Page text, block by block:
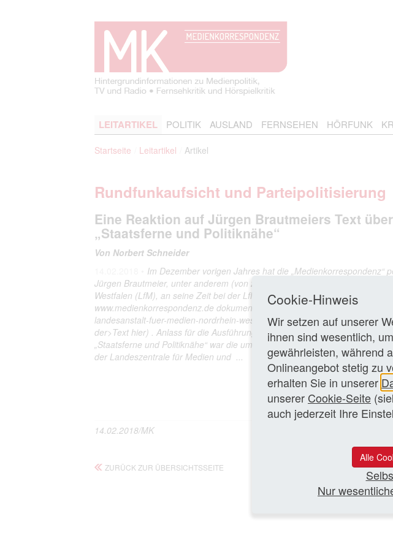
LEITARTIKEL POLITIK AUSLAND FERNSEHEN HÖRFUNK
Startseite Leitartikel Artikel
Rundfunkaufsicht und Parteipolitisierung
Eine Reaktion auf Jürgen Brautmeiers Text über
„Staatsferne und Politiknähe“
Von Norbert Schneider
Im Dezember vorigen Jahres hat die „Medienkorrespondenz“
Jürgen Brautmeier, unter anderem (von 2010 bis 2016) Direktor der
Westfalen (LfM), an seine Zeit bei der LfM dokumentiert (siehe den <link https:
www.medienkorrespondenz.de dokumentation artikel staatsferne-und-
landesanstalt-fuer-medien-nordrhein-westfalen-e-1.html external-link-new-
der>Text hier) . Anlass für die Ausführungen von Brautmeier, der CDU-
„Staatsferne und Politiknähe“ war die umstrittene Wahl des SPD-Politikers
der Landeszentrale für Medien und ...
Ganzen Artikel lesen
14.02.2018/MK
ZURÜCK ZUR ÜBERSICHTSSEITE
Cookie-Hinweis
Wir setzen auf unserer
ihnen sind wesentlich,
gewährleisten, während
Onlineangebot stetig zu
erhalten Sie in unserer
unserer Cookie-Seite
auch jederzeit Ihre
Alle
Nur